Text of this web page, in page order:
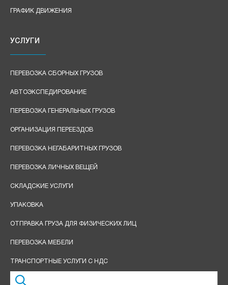
ГРАФИК ДВИЖЕНИЯ
УСЛУГИ
ПЕРЕВОЗКА СБОРНЫХ ГРУЗОВ
АВТОЭКСПЕДИРОВАНИЕ
ПЕРЕВОЗКА ГЕНЕРАЛЬНЫХ ГРУЗОВ
ОРГАНИЗАЦИЯ ПЕРЕЕЗДОВ
ПЕРЕВОЗКА НЕГАБАРИТНЫХ ГРУЗОВ
ПЕРЕВОЗКА ЛИЧНЫХ ВЕЩЕЙ
СКЛАДСКИЕ УСЛУГИ
УПАКОВКА
ОТПРАВКА ГРУЗА ДЛЯ ФИЗИЧЕСКИХ ЛИЦ
ПЕРЕВОЗКА МЕБЕЛИ
ТРАНСПОРТНЫЕ УСЛУГИ С НДС